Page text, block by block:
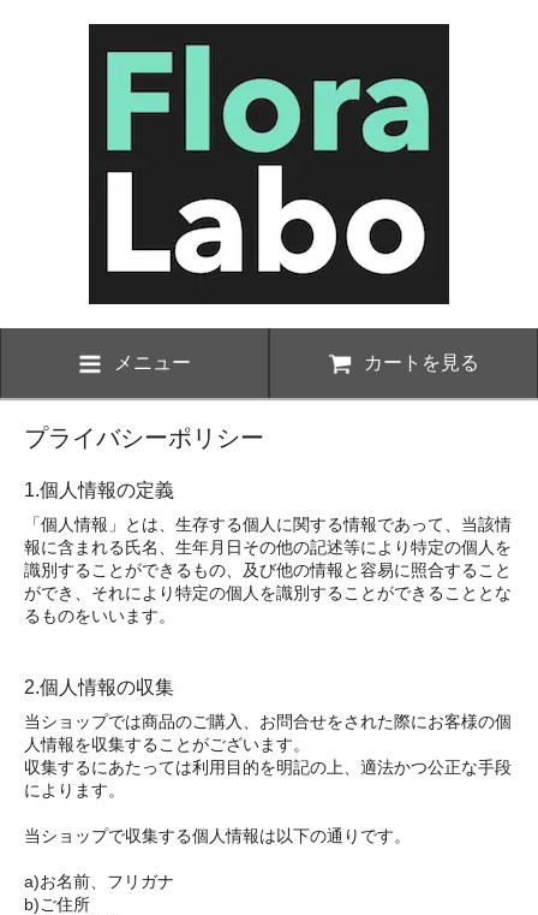
メニュー カートを見る
プライバシーポリシー
1.個人情報の定義
「個人情報」とは、生存する個人に関する情報であって、当該情
報に含まれる氏名、生年月日その他の記述等により特定の個人を
識別することができるもの、及び他の情報と容易に照合すること
ができ、それにより特定の個人を識別することができることとな
るものをいいます。
2.個人情報の収集
当ショップでは商品のご購入、お問合せをされた際にお客様の個
人情報を収集することがございます。
収集するにあたっては利用目的を明記の上、適法かつ公正な手段
によります。
当ショップで収集する個人情報は以下の通りです。
a)お名前、フリガナ
b)ご住所